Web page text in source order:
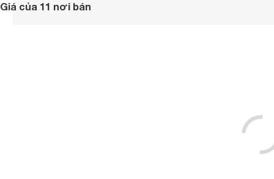
Giá của 11 nơi bán